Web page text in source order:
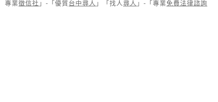
專業徵信社 」-「優質台中尋人 」「找人 尋人 」-「專業免費法律諮詢